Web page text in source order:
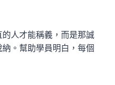
人才能稱義，而是那誠
。幫助學員明白，每個